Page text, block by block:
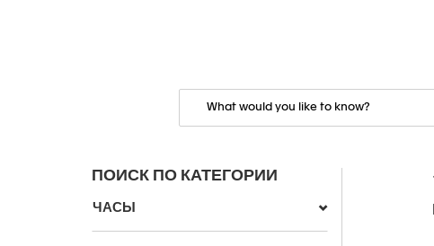
ПОИСК ПО КАТЕГОРИИ
ЧАСЫ